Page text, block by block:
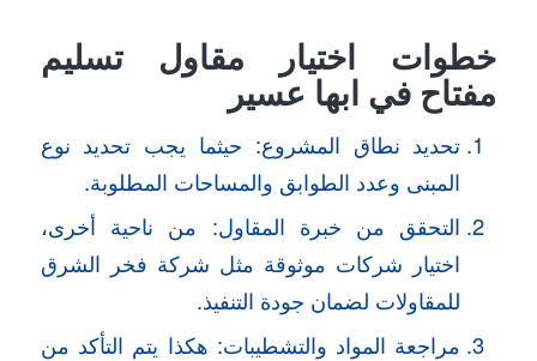
خطوات اختيار مقاول تسليم
مفتاح في ابها عسير
تحديد نطاق المشروع: حيثما يجب تحديد نوع
المبنى وعدد الطوابق والمساحات المطلوبة.
التحقق من خبرة المقاول: من ناحية أخرى،
اختيار شركات موثوقة مثل شركة فخر الشرق
للمقاولات لضمان جودة التنفيذ.
مراجعة المواد والتشطيبات: هكذا يتم التأكد من